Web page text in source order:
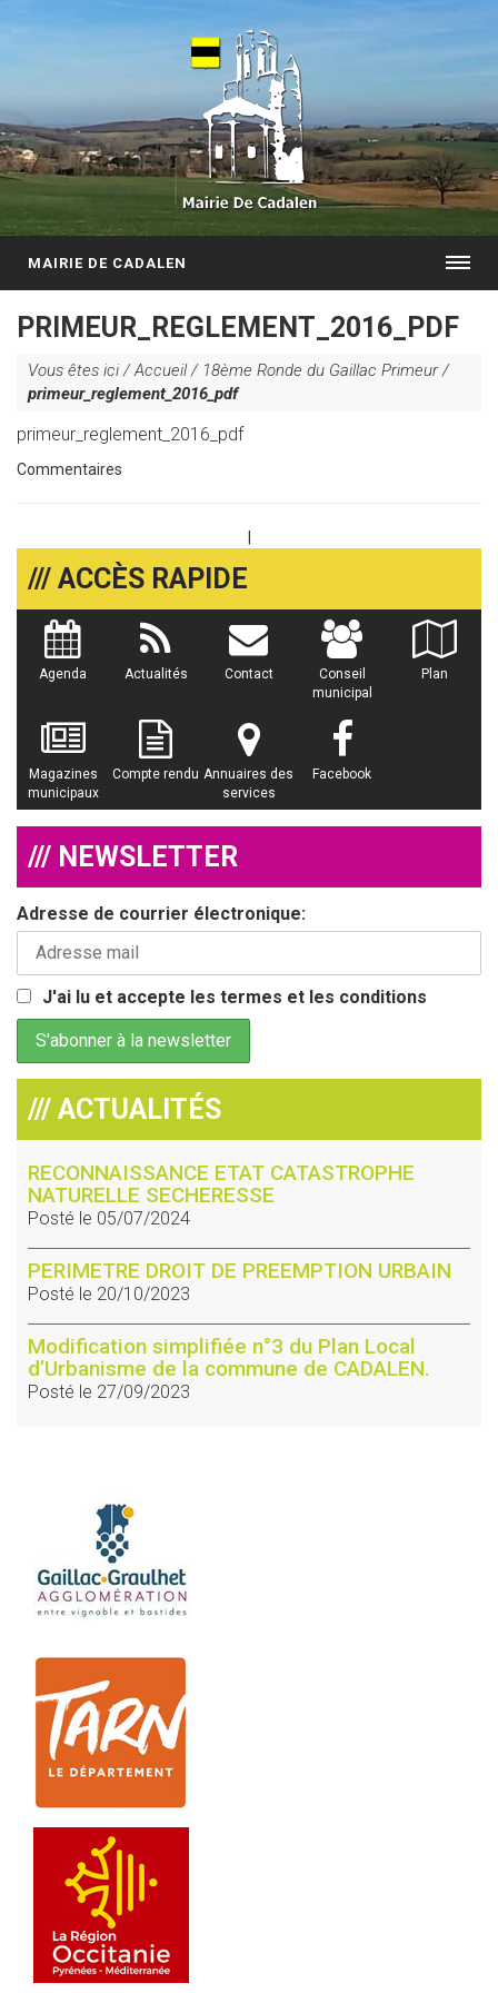
MAIRIE DE CADALEN
PRIMEUR_REGLEMENT_2016_PDF
Vous êtes ici /Accueil/ 18ème Ronde du Gaillac Primeur/
primeur_reglement_2016_pdf
primeur_reglement_2016_pdf
Commentaires
/// ACCÈS RAPIDE
Agenda Actualités Contact
Conseil
municipal
Plan
Magazines
municipaux
Compte rendu Annuaires des
services
Facebook
/// NEWSLETTER
Adresse de courrier électronique:
J'ai lu et accepte les termes et les conditions
/// ACTUALITÉS
RECONNAISSANCE ETAT CATASTROPHE
NATURELLE SECHERESSE
Posté le 05/07/2024
PERIMETRE DROIT DE PREEMPTION URBAIN
Posté le 20/10/2023
Modification simplifiée n°3 du Plan Local
d’Urbanisme de la commune de CADALEN.
Posté le 27/09/2023